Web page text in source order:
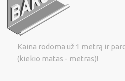
Kaina rodoma už 1 metrą ir
(kiekio matas - metras)!